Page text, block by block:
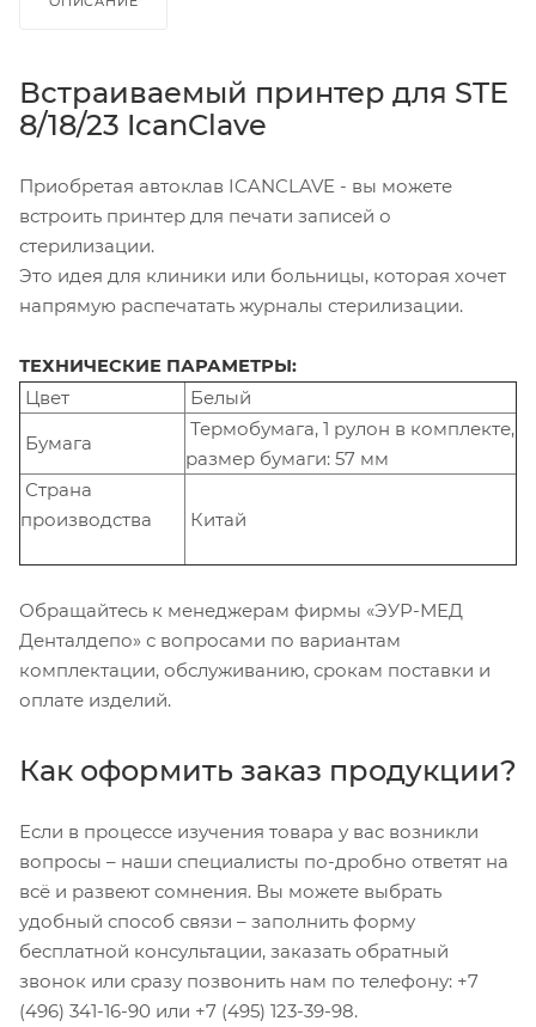
Встраиваемый принтер для STE
8/18/23 IcanClave
Приобретая автоклав ICANCLAVE - вы можете
встроить принтер для печати записей о
стерилизации.
Это идея для клиники или больницы, которая хочет
напрямую распечатать журналы стерилизации.
ТЕХНИЧЕСКИЕ ПАРАМЕТРЫ:
Цвет
Белый
Бумага
Термобумага, 1 рулон в комплекте,
размер бумаги: 57 мм
Страна
производства
Китай
Обращайтесь к менеджерам фирмы «ЭУР-МЕД
Денталдепо» с вопросами по вариантам
комплектации, обслуживанию, срокам поставки и
оплате изделий.
Как оформить заказ продукции?
Если в процессе изучения товара у вас возникли
вопросы – наши специалисты по-дробно ответят на
всё и развеют сомнения. Вы можете выбрать
удобный способ связи – заполнить форму
бесплатной консультации, заказать обратный
звонок или сразу позвонить нам по телефону: +7
(496) 341-16-90 или +7 (495) 123-39-98.